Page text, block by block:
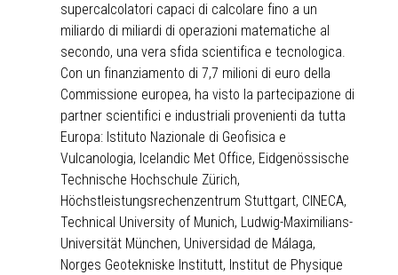
supercalcolatori capaci di calcolare fino a un
miliardo di miliardi di operazioni matematiche al
secondo, una vera sfida scientifica e tecnologica.
Con un finanziamento di 7,7 milioni di euro della
Commissione europea, ha visto la partecipazione di
partner scientifici e industriali provenienti da tutta
Europa: Istituto Nazionale di Geofisica e
Vulcanologia, Icelandic Met Office, Eidgenössische
Technische Hochschule Zürich,
Höchstleistungsrechenzentrum Stuttgart, CINECA,
Technical University of Munich, Ludwig-Maximilians-
Universität München, Universidad de Málaga,
Norges Geotekniske Institutt, Institut de Physique